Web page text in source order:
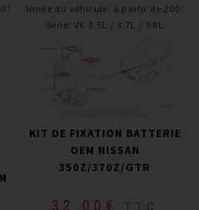
Année du véhicule: à partir de 2003
Série: V6 3.5L / 3.7L / 3.8L
KIT DE FIXATION BATTERIE
OEM NISSAN
350Z/370Z/GTR
32,00 € TTC